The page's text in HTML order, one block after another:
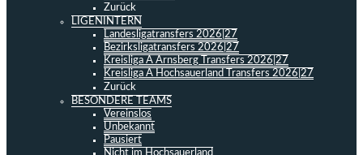
Zurück
LIGENINTERN
Landesligatransfers 2026|27
Bezirksligatransfers 2026|27
Kreisliga A Arnsberg Transfers 2026|27
Kreisliga A Hochsauerland Transfers 2026|27
Zurück
BESONDERE TEAMS
Vereinslos
Unbekannt
Pausiert